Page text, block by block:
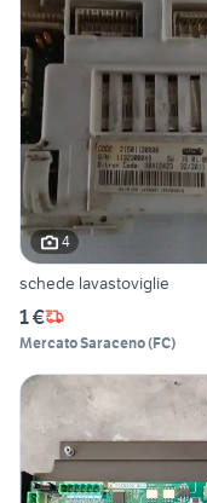
4
schede lavastoviglie
1 €
Mercato Saraceno(FC)